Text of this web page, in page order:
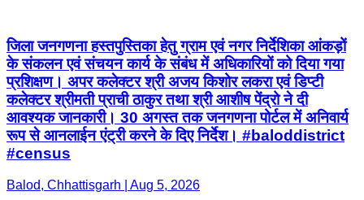
जिला जनगणना हस्तपुस्तिका हेतु ग्राम एवं नगर निर्देशिका आंकड़ों
के संकलन एवं संचयन कार्य के संबंध में अधिकारियों को दिया गया
प्रशिक्षण। अपर कलेक्टर श्री अजय किशोर लकरा एवं डिप्टी
कलेक्टर श्रीमती प्राची ठाकुर तथा श्री आशीष पेंद्रो ने दी
आवश्यक जानकारी। 30 अगस्त तक जनगणना पोर्टल में अनिवार्य
रूप से आनलाईन एंट्री करने के दिए निर्देश। #baloddistrict
#census
Balod, Chhattisgarh | Aug 5, 2026